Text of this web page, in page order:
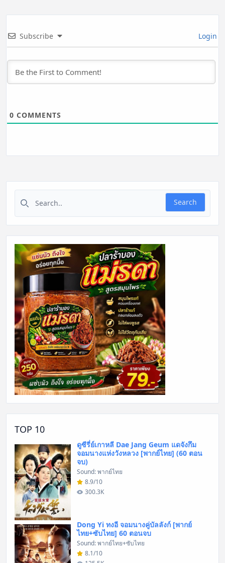
Subscribe Login
0 COMMENTS
Search for:
Search
TOP 10
ดูซีรี่ย์เกาหลี Dae Jang Geum แดจังกึม
จอมนางแห่งวังหลวง [พากย์ไทย] (60 ตอน
จบ)
Sound: พากย์ไทย
8.9/10
300.3K
Dong Yi ทงอี จอมนางคู่บัลลังก์ [พากย์
ไทย+ซับไทย] 60 ตอนจบ
Sound: พากย์ไทย+ซับไทย
8.1/10